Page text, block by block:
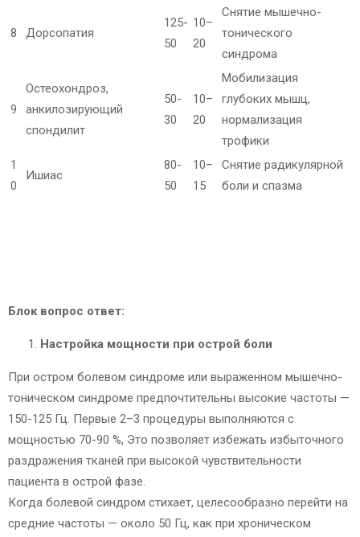
8 Дорсопатия
125-
50
10–
20
Снятие мышечно-
тонического
синдрома
9
Остеохондроз,
анкилозирующий
спондилит
50-
30
10–
20
Мобилизация
глубоких мышц,
нормализация
трофики
1
0
Ишиас
80-
50
10–
15
Снятие радикулярной
боли и спазма
Блок вопрос ответ:
Настройка мощности при острой боли
При остром болевом синдроме или выраженном мышечно-
тоническом синдроме предпочтительны высокие частоты —
150-125 Гц. Первые 2–3 процедуры выполняются с
мощностью 70-90 %, Это позволяет избежать избыточного
раздражения тканей при высокой чувствительности
пациента в острой фазе.
Когда болевой синдром стихает, целесообразно перейти на
средние частоты — около 50 Гц, как при хроническом